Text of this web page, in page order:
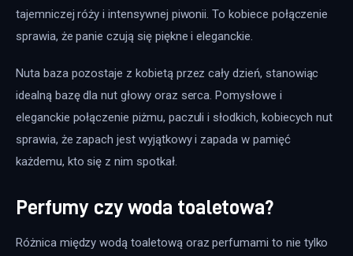
tajemniczej róży i intensywnej piwonii. To kobiece połączenie
sprawia, że panie czują się piękne i eleganckie.
Nuta baza pozostaje z kobietą przez cały dzień, stanowiąc
idealną bazę dla nut głowy oraz serca. Pomysłowe i
eleganckie połączenie piżmu, paczuli i słodkich, kobiecych nut
sprawia, że zapach jest wyjątkowy i zapada w pamięć
każdemu, kto się z nim spotkał.
Perfumy czy woda toaletowa?
Różnica między wodą toaletową oraz perfumami to nie tylko